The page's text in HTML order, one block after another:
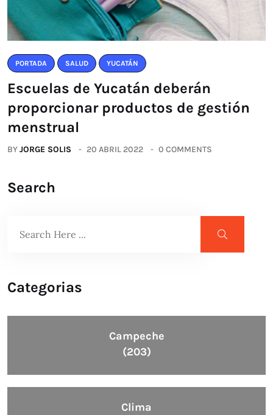
PORTADA SALUD YUCATÁN
Escuelas de Yucatán deberán
proporcionar productos de gestión
menstrual
BYJORGE SOLIS 20 ABRIL 2022 0 COMMENTS
Search
Categorias
Campeche
(203)
Clima